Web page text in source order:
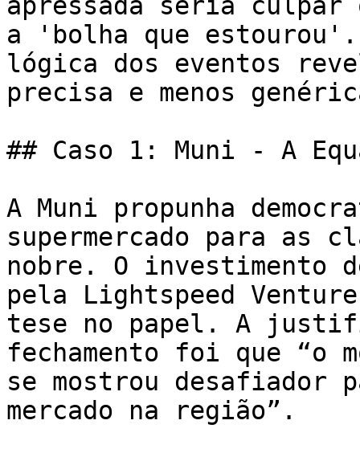
a 'bolha que estourou'.
lógica dos eventos
precisa e menos
## Caso 1: Muni - A
A Muni propunha
supermercado para as
nobre. O investimento
pela Lightspeed
tese no papel. A
fechamento foi que “o
se mostrou desafiador
mercado na região”.